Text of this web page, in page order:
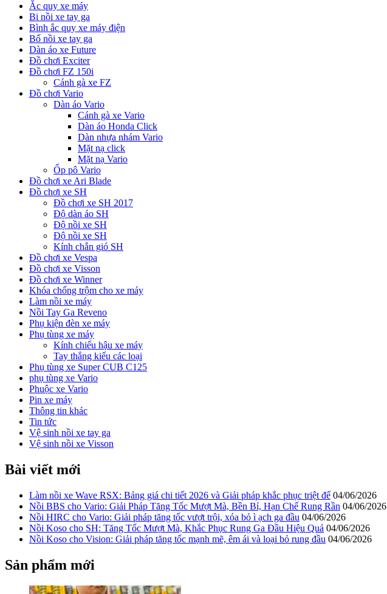
Ắc quy xe máy
Bi nồi xe tay ga
Bình ắc quy xe máy điện
Bố nồi xe tay ga
Dàn áo xe Future
Đồ chơi Exciter
Đồ chơi FZ 150i
Cánh gà xe FZ
Đồ chơi Vario
Dàn áo Vario
Cánh gà xe Vario
Dàn áo Honda Click
Dàn nhựa nhám Vario
Mặt nạ click
Mặt nạ Vario
Ốp pô Vario
Đồ chơi xe Ari Blade
Đồ chơi xe SH
Đồ chơi xe SH 2017
Độ dàn áo SH
Độ nồi xe SH
Độ nồi xe SH
Kính chắn gió SH
Đồ chơi xe Vespa
Đồ chơi xe Visson
Đồ chơi xe Winner
Khóa chống trộm cho xe máy
Làm nồi xe máy
Nồi Tay Ga Reveno
Phụ kiện đèn xe máy
Phụ tùng xe máy
Kính chiếu hậu xe máy
Tay thắng kiểu các loại
Phụ tùng xe Super CUB C125
phụ tùng xe Vario
Phuộc xe Vario
Pin xe máy
Thông tin khác
Tin tức
Vệ sinh nồi xe tay ga
Vệ sinh nồi xe Visson
Bài viết mới
Làm nồi xe Wave RSX: Bảng giá chi tiết 2026 và Giải pháp khắc phục triệt để 04/06/2026
Nồi BBS cho Vario: Giải Pháp Tăng Tốc Mượt Mà, Bền Bỉ, Hạn Chế Rung Rần 04/06/2026
Nồi HIRC cho Vario: Giải pháp tăng tốc vượt trội, xóa bỏ ì ạch ga đầu 04/06/2026
Nồi Koso cho SH: Tăng Tốc Mượt Mà, Khắc Phục Rung Ga Đầu Hiệu Quả 04/06/2026
Nồi Koso cho Vision: Giải pháp tăng tốc mạnh mẽ, êm ái và loại bỏ rung đầu 04/06/2026
Sản phẩm mới